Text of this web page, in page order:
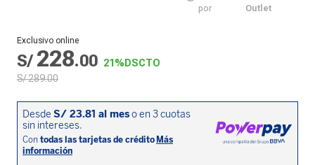
por
Outlet
Exclusivo online
S/ 228.00 21% DSCTO
S/289.00